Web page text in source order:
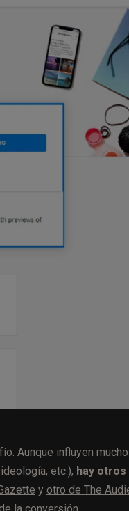
Aunque influyen
etc.), hay otros
y otro de The
la conversión.